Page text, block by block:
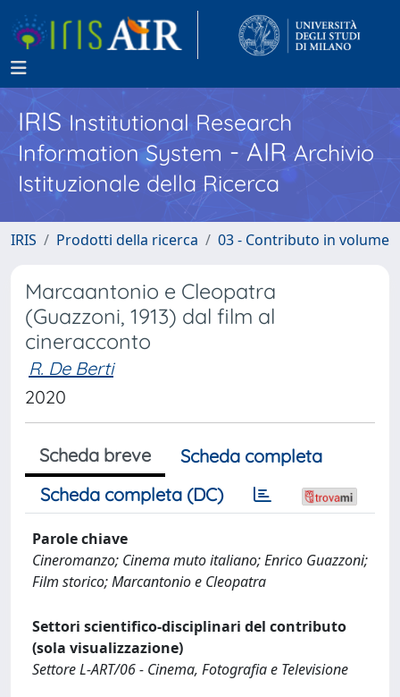
IRISInstitutional Research
Information System - AIR Archivio
Istituzionale della Ricerca
IRIS Prodotti della ricerca 03 - Contributo in volume
Marcaantonio e Cleopatra
(Guazzoni, 1913) dal film al
cineracconto
R. De Berti
2020
Scheda breve
Scheda completa
Scheda completa (DC)
Parole chiave
Cineromanzo; Cinema muto italiano; Enrico Guazzoni;
Film storico; Marcantonio e Cleopatra
Settori scientifico-disciplinari del contributo
(sola visualizzazione)
Settore L-ART/06 - Cinema, Fotografia e Televisione